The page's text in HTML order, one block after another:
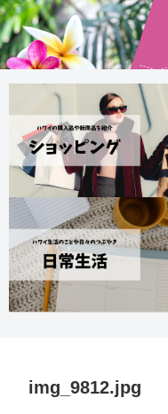
img_9812.jpg